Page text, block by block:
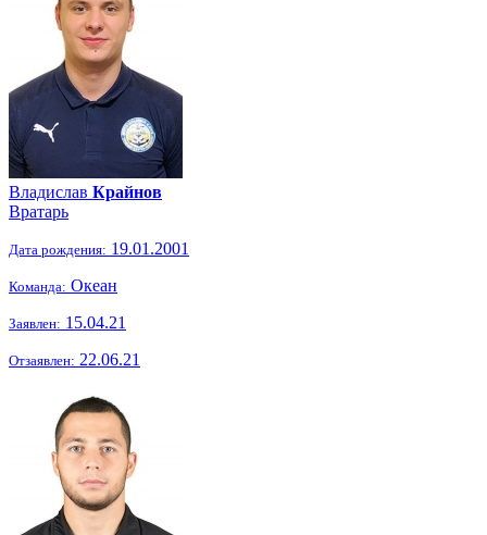
Владислав Крайнов
Вратарь
Дата рождения: 19.01.2001
Команда: Океан
Заявлен: 15.04.21
Отзаявлен: 22.06.21